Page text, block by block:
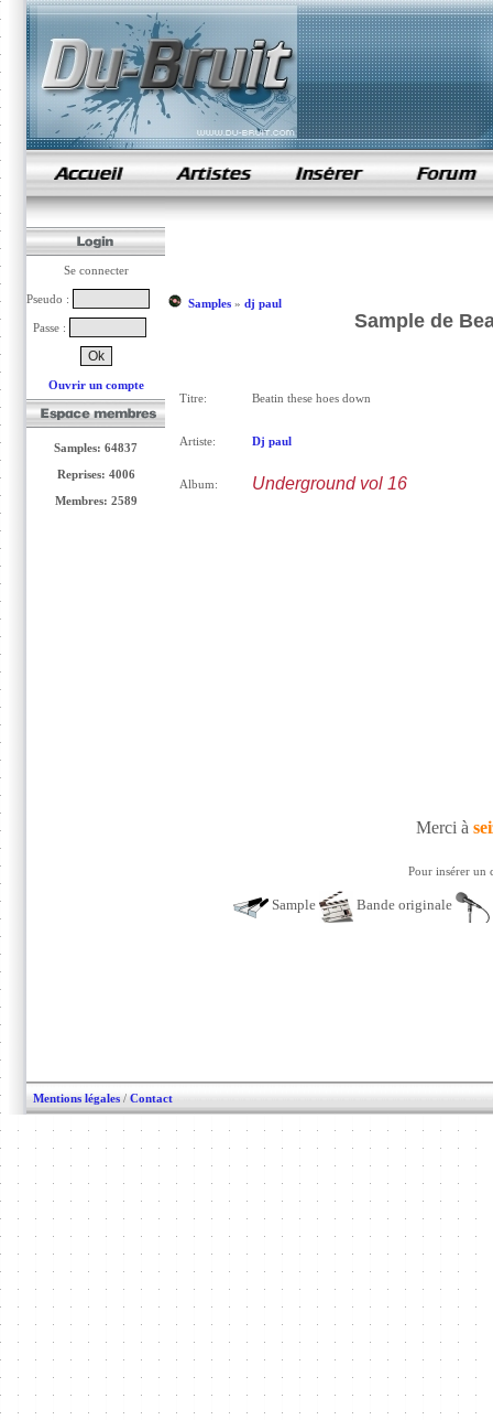
samples de rap
Se connecter
Pseudo :
Passe :
Ouvrir un compte
Samples: 64837
Reprises: 4006
Membres: 2589
Samples» dj paul
Sample de
Titre: Beatin these hoes down
Artiste: Dj paul
Album: Underground vol 16
Merci à
Pour insérer un
Sample Bande originale
Mentions légales / Contact